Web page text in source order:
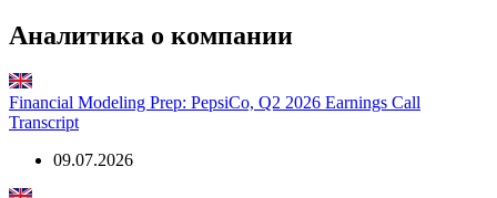
Аналитика о компании
Financial Modeling Prep: PepsiCo, Q2 2026 Earnings Call
Transcript
09.07.2026